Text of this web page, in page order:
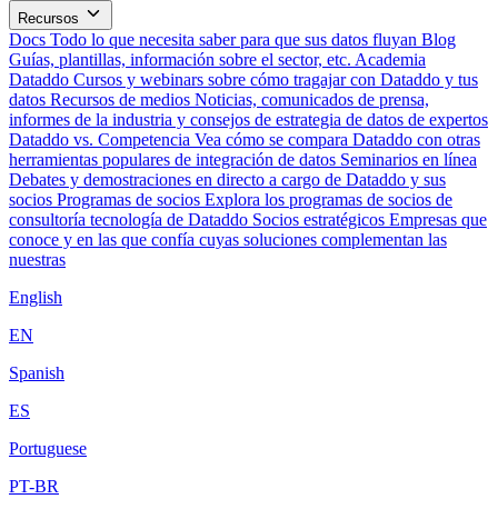
Recursos
Docs Todo lo que necesita saber para que sus datos fluyan Blog
Guías, plantillas, información sobre el sector, etc. Academia
Dataddo Cursos y webinars sobre cómo tragajar con Dataddo y tus
datos Recursos de medios Noticias, comunicados de prensa,
informes de la industria y consejos de estrategia de datos de expertos
Dataddo vs. Competencia Vea cómo se compara Dataddo con otras
herramientas populares de integración de datos Seminarios en línea
Debates y demostraciones en directo a cargo de Dataddo y sus
socios Programas de socios Explora los programas de socios de
consultoría tecnología de Dataddo Socios estratégicos Empresas que
conoce y en las que confía cuyas soluciones complementan las
nuestras
English
EN
Spanish
ES
Portuguese
PT-BR